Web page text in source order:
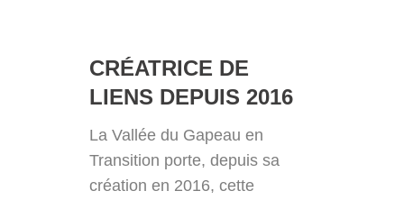
CRÉATRICE DE
LIENS DEPUIS 2016
La Vallée du Gapeau en
Transition porte, depuis sa
création en 2016, cette